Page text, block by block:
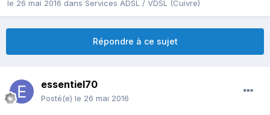
le 26 mai 2016 dans Services ADSL / VDSL (Cuivre)
Répondre à ce sujet
essentiel70
Posté(e) le 26 mai 2016